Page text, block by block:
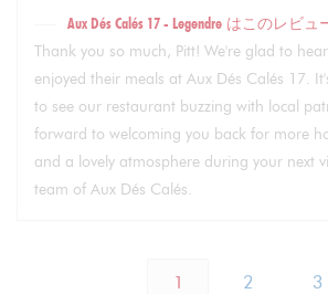
Aux Dés Calés 17 - Legendre はこのレビュ
Thank you so much, Pitt! We're glad to
enjoyed their meals at Aux Dés Calés 17.
to see our restaurant buzzing with local
forward to welcoming you back for more
and a lovely atmosphere during your next
team of Aux Dés Calés.
1 2 3